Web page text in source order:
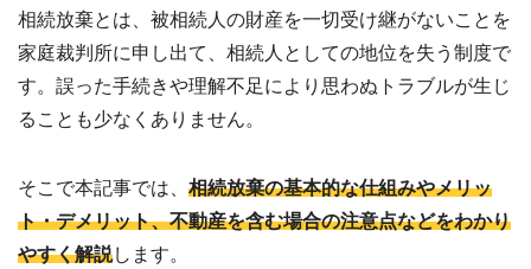
有
持
分・
空
き
家・
再
可
ど
相続放棄とは、被相続人の財産を一切受け継がないことを
家庭裁判所に申し出て、相続人としての地位を失う制度で
す。誤った手続きや理解不足により思わぬトラブルが生じ
ることも少なくありません。
そこで本記事では、 相続放棄の基本的な仕組みやメリッ
ト・デメリット、不動産を含む場合の注意点などをわかり
やすく解説します。